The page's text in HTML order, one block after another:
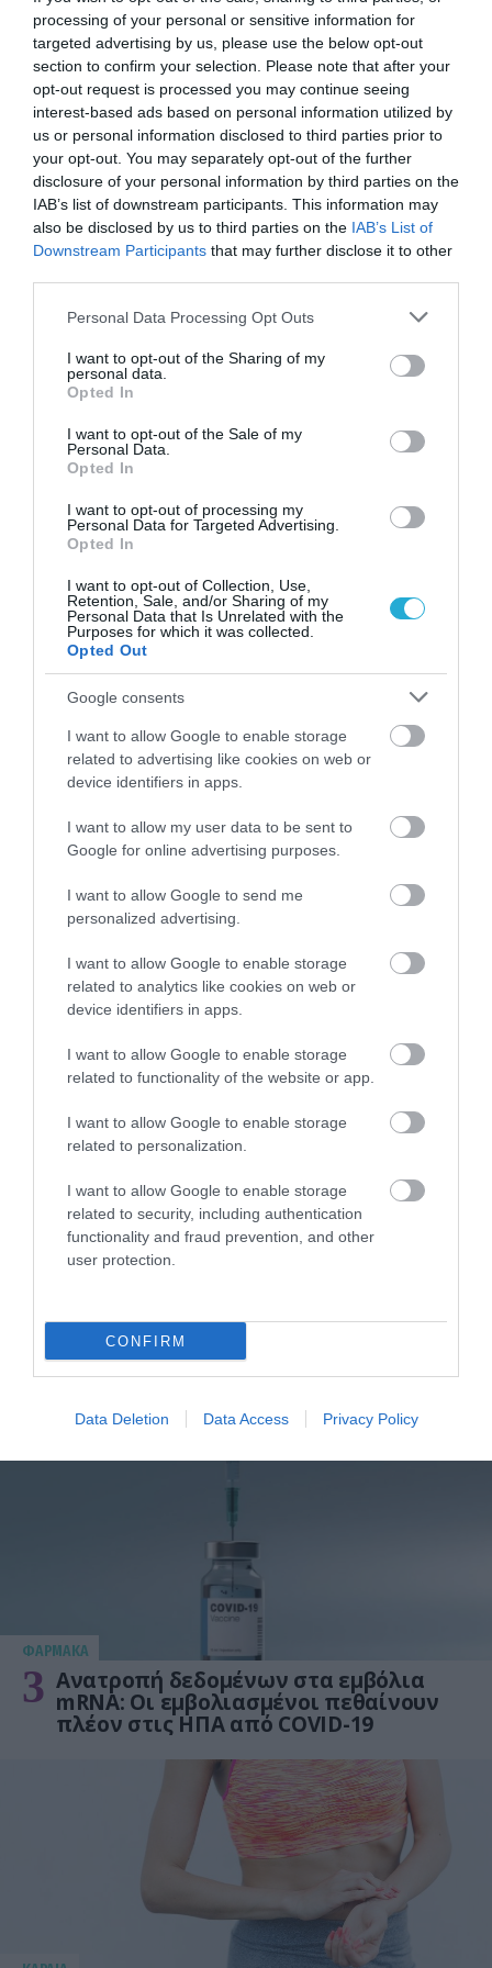
processing of your personal or sensitive information for
targeted advertising by us, please use the below opt-out
section to confirm your selection. Please note that after your
opt-out request is processed you may continue seeing
interest-based ads based on personal information utilized by
us or personal information disclosed to third parties prior to
your opt-out. You may separately opt-out of the further
disclosure of your personal information by third parties on the
IAB’s list of downstream participants. This information may
also be disclosed by us to third parties on the IAB’s List of
Downstream Participants that may further disclose it to other
Please note that this website/app uses one or more Google
not limited to your visit or usage behaviour. You may click to
grant or deny consent to Google and its third-party tags to
use your data for below specified purposes in below Google
consent section.
Personal Data Processing Opt Outs
I want to opt-out of the Sharing of my
personal data.
Opted In
I want to opt-out of the Sale of my
Personal Data.
Opted In
I want to opt-out of processing my
Personal Data for Targeted Advertising.
Opted In
I want to opt-out of Collection, Use,
Retention, Sale, and/or Sharing of my
Personal Data that Is Unrelated with the
Purposes for which it was collected.
Opted Out
Google consents
I want to allow Google to enable storage
related to advertising like cookies on web or
device identifiers in apps.
I want to allow my user data to be sent to
Google for online advertising purposes.
I want to allow Google to send me
personalized advertising.
I want to allow Google to enable storage
related to analytics like cookies on web or
device identifiers in apps.
I want to allow Google to enable storage
related to functionality of the website or app.
I want to allow Google to enable storage
related to personalization.
I want to allow Google to enable storage
related to security, including authentication
functionality and fraud prevention, and other
user protection.
CONFIRM
Data Deletion Data Access Privacy Policy
προτείνουν οι ειδικοί
13.07.2026 21:01
Τριγλυκερίδια: Ποιες τροφές τα αυξάνουν
και τι να βάλετε στο πιάτο σας για την
καλύτερη ρύθμισή τους
13.07.2026 18:01
Η διατροφή που μειώνει τη φλεγμονή στον
οργανισμό – Οι τροφές που προστατεύουν
την υγεία
ΔΗΜΟΦΙΛΗ
Αυτό είναι το θαυματουργό έλαιο που
προστατεύει από το Αλτχάιμερ
2 Το τρόφιμο που θωρακίζει «αθόρυβα»
τα οστά σε κάθε ηλικία… δεν είναι το
ΦΑΡΜΑΚΑ
3 Ανατροπή δεδομένων στα εμβόλια
mRNA: Οι εμβολιασμένοι πεθαίνουν
πλέον στις ΗΠΑ από COVID-19